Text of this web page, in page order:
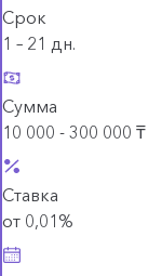
Срок
1 – 21 дн.
Сумма
10 000 - 300 000 ₸
Ставка
от 0,01%